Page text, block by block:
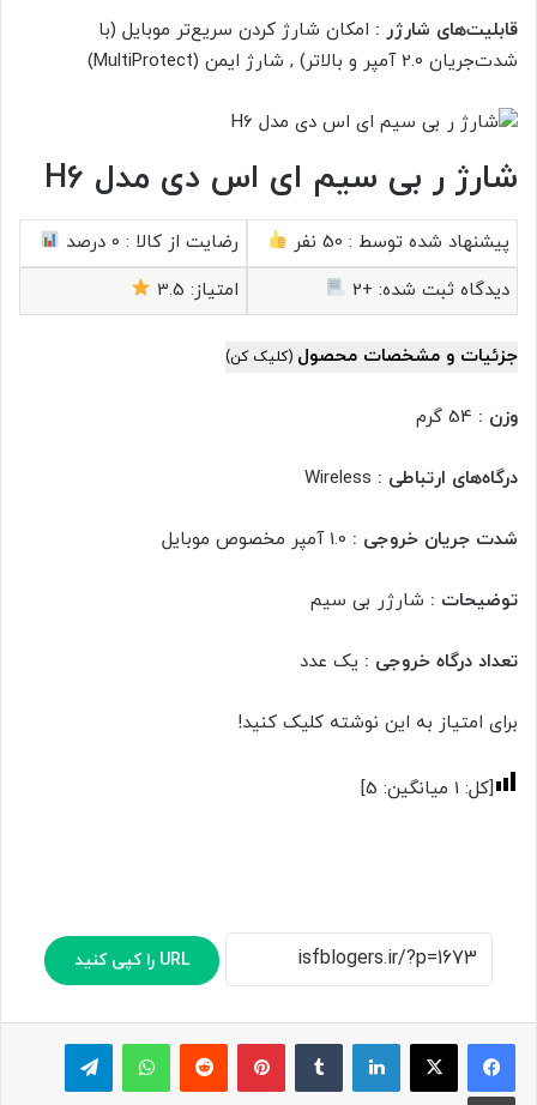
قابلیت‌های شارژر : امکان شارژ کردن سریع‌تر موبایل (با
شدت‌جریان 2.0 آمپر و بالاتر) , شارژ ایمن (MultiProtect)
شارژ ر بی سیم ای اس دی مدل H6
پیشنهاد شده توسط : 50 نفر رضایت از کالا : 0 درصد
دیدگاه ثبت شده: +2 امتیاز: 3.5
جزئیات و مشخصات محصول (کلیک کن)
وزن :
درگاه‌های ارتباطی :
شدت جریان خروجی :
توضیحات : شارژر بی سیم
تعداد درگاه خروجی : یک عدد
برای امتیاز به این نوشته کلیک کنید!
[کل: 1 میانگین: 5
]
URL را کپی کنید
لینکدین پینترست ‫رددیت واتس آپ
چاپ